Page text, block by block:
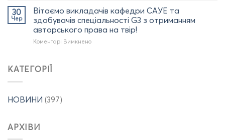
диплома
доктора
філософії
(02.07.2026
р.)
форумі
дуальної
освіти:
УНІВЕРСИТЕТИ
ТА
кваліфікаційних
робіт
бакалавра
за
спеціальністю
30
Чер
Вітаємо викладачів кафедри САУЕ та
здобувачів спеціальності G3 з отриманням
авторського права на твір!
Коментарі Вимкненодо
КАТЕГОРІЇ
НОВИНИ (397)
АРХІВИ